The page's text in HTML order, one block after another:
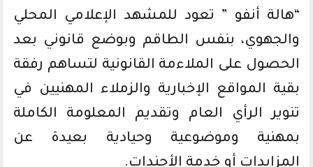
“هالة أنفو ” تعود للمشهد الإعلامي المحلي
والجهوي، بنفس الطاقم وبوضع قانوني بعد
الحصول على الملاءمة القانونية لتساهم رفقة
بقية المواقع الإخبارية والزملاء المهنيين في
تنوير الرأي العام وتقديم المعلومة الكاملة
بمهنية وموضوعية وحيادية بعيدة عن
المزايدات أو خدمة الأجندات.